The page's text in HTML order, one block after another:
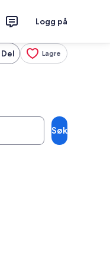
Logg på
Del Lagre
Søk